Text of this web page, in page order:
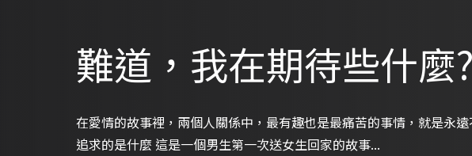
難道，我在期待些什麼
在愛情的故事裡，兩個人關係中，最有趣也是最痛苦的事情，就是永
追求的是什麼 這是一個男生第一次送女生回家的故事...